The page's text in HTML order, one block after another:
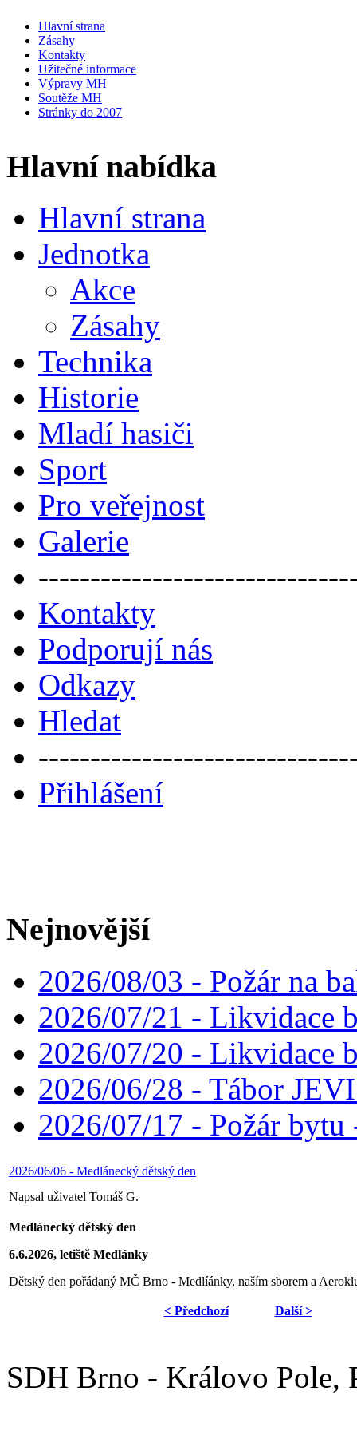
Hlavní strana
Zásahy
Kontakty
Užitečné informace
Výpravy MH
Soutěže MH
Stránky do 2007
Hlavní nabídka
Hlavní strana
Jednotka
Akce
Zásahy
Technika
Historie
Mladí hasiči
Sport
Pro veřejnost
Galerie
Kontakty
Podporují nás
Odkazy
Hledat
Přihlášení
Nejnovější
2026/08/03 - Požár na
2026/07/21 - Likvidace
2026/07/20 - Likvidace
2026/06/28 - Tábor
2026/07/17 - Požár
2026/06/06 - Medlánecký dětský den
Napsal uživatel Tomáš G.
Medlánecký dětský den
6.6.2026, letiště Medlánky
Dětský den pořádaný MČ Brno - Medlíánky, naším sborem a
< Předchozí Další >
SDH Brno - Královo Pole,